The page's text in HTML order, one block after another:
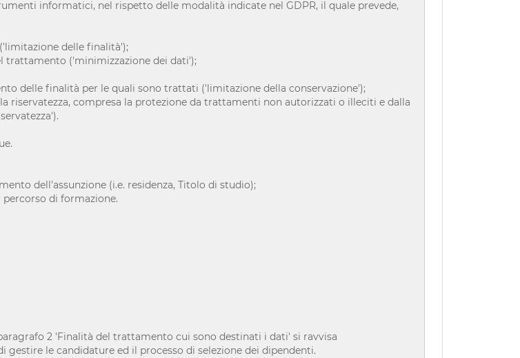
informatici, nel rispetto delle modalità indicate nel GDPR, il quale prevede,
delle finalità');
trattamento ('minimizzazione dei dati');
delle finalità per le quali sono trattati ('limitazione della conservazione');
riservatezza, compresa la protezione da trattamenti non autorizzati o illeciti e dalla
dell'assunzione (i.e. residenza, Titolo di studio);
di formazione.
2 'Finalità del trattamento cui sono destinati i dati' si ravvisa
le candidature ed il processo di selezione dei dipendenti.